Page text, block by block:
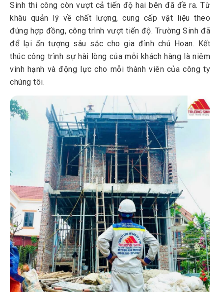
Sinh thi công còn vượt cả tiến độ hai bên đã đề ra. Từ
khâu quản lý về chất lượng, cung cấp vật liệu theo
đúng hợp đồng, công trình vượt tiến độ. Trường Sinh đã
để lại ấn tượng sâu sắc cho gia đình chú Hoan. Kết
thúc công trình sự hài lòng của mỗi khách hàng là niêm
vinh hạnh và động lực cho mỗi thành viên của công ty
chúng tôi.